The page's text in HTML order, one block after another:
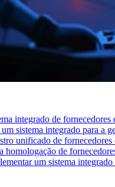
integrado de fornecedores
sistema integrado para a
unificado de
homologação de
um sistema